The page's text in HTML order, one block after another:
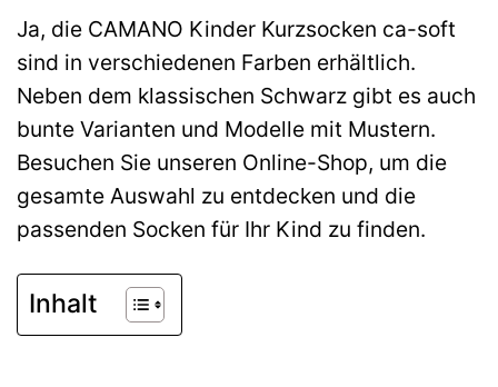
Ja, die CAMANO Kinder Kurzsocken ca-soft
sind in verschiedenen Farben erhältlich.
Neben dem klassischen Schwarz gibt es auch
bunte Varianten und Modelle mit Mustern.
Besuchen Sie unseren Online-Shop, um die
gesamte Auswahl zu entdecken und die
passenden Socken für Ihr Kind zu finden.
Inhalt